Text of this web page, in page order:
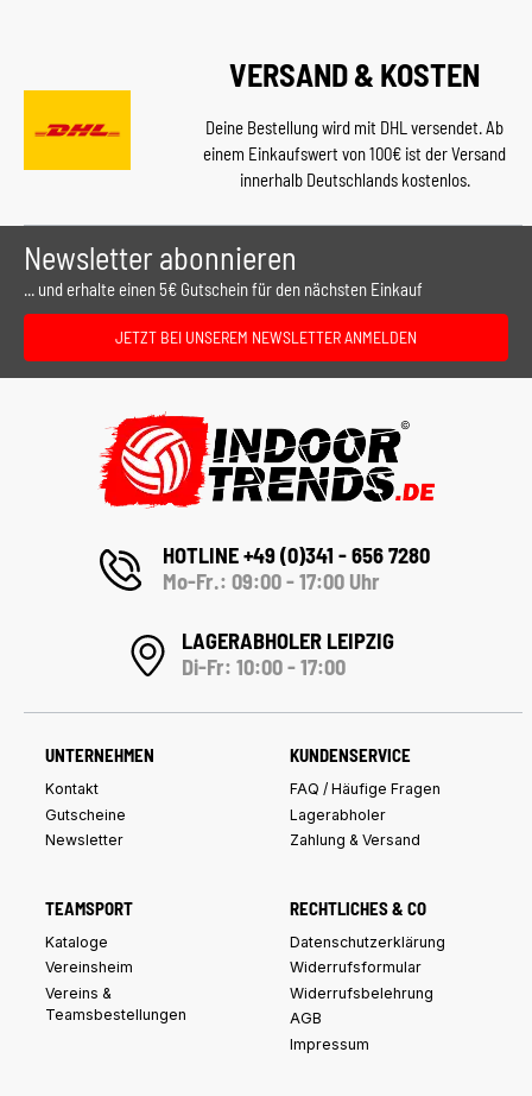
VERSAND & KOSTEN
Deine Bestellung wird mit DHL versendet. Ab
einem Einkaufswert von 100€ ist der Versand
innerhalb Deutschlands kostenlos.
Newsletter abonnieren
... und erhalte einen 5€ Gutschein für den nächsten Einkauf
JETZT BEI UNSEREM NEWSLETTER ANMELDEN
HOTLINE +49 (0)341 - 656 7280
Mo-Fr.: 09:00 - 17:00 Uhr
LAGERABHOLER LEIPZIG
Di-Fr: 10:00 - 17:00
UNTERNEHMEN
Kontakt
Gutscheine
Newsletter
KUNDENSERVICE
FAQ / Häufige Fragen
Lagerabholer
Zahlung & Versand
TEAMSPORT
Kataloge
Vereinsheim
Vereins &
Teamsbestellungen
RECHTLICHES & CO
Datenschutzerklärung
Widerrufsformular
Widerrufsbelehrung
AGB
Impressum